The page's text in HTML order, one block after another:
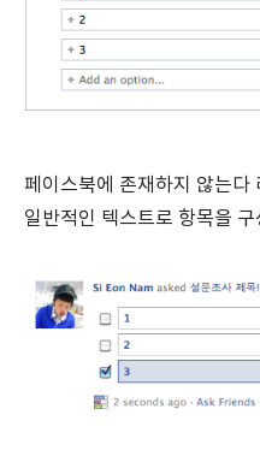
페이스북에 존재하지 않는다
일반적인 텍스트로 항목을